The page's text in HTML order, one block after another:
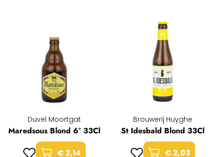
Duvel Moortgat
Maredsous Blond 6° 33Cl
€ 2,14
Brouwerij Huyghe
St Idesbald Blond 33Cl
€ 2,03